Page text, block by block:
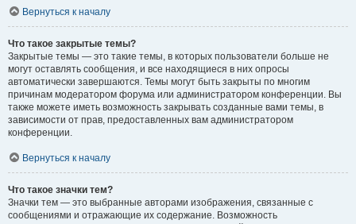
Вернуться к началу
Что такое закрытые темы?
Закрытые темы — это такие темы, в которых пользователи больше не
могут оставлять сообщения, и все находящиеся в них опросы
автоматически завершаются. Темы могут быть закрыты по многим
причинам модератором форума или администратором конференции. Вы
также можете иметь возможность закрывать созданные вами темы, в
зависимости от прав, предоставленных вам администратором
конференции.
Вернуться к началу
Что такое значки тем?
Значки тем — это выбранные авторами изображения, связанные с
сообщениями и отражающие их содержание. Возможность